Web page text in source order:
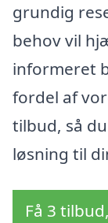
grundig
behov vil
informeret
fordel af
tilbud, så
løsning til
Få 3